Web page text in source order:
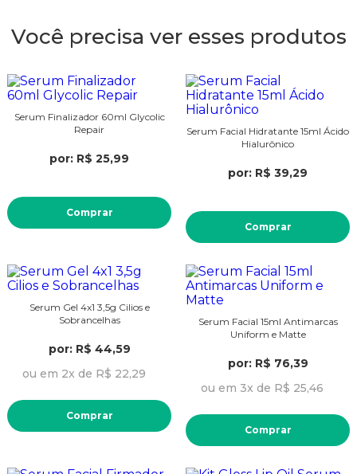
Você precisa ver esses produtos
Serum Finalizador 60ml Glycolic
Repair
por: R$ 25,99
Comprar
Serum Facial Hidratante 15ml Ácido
Hialurônico
por: R$ 39,29
Comprar
Serum Gel 4x1 3,5g Cilios e
Sobrancelhas
por: R$ 44,59
ou em 2x de R$ 22,29
Comprar
Serum Facial 15ml Antimarcas
Uniform e Matte
por: R$ 76,39
ou em 3x de R$ 25,46
Comprar